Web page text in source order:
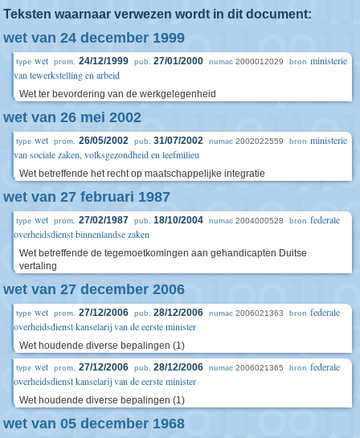
Teksten waarnaar verwezen wordt in dit document:
wet van 24 december 1999
type wet prom. 24/12/1999 pub. 27/01/2000 numac 2000012029 bron ministerie
van tewerkstelling en arbeid
Wet ter bevordering van de werkgelegenheid
wet van 26 mei 2002
type wet prom. 26/05/2002 pub. 31/07/2002 numac 2002022559 bron ministerie
van sociale zaken, volksgezondheid en leefmilieu
Wet betreffende het recht op maatschappelijke integratie
wet van 27 februari 1987
type wet prom. 27/02/1987 pub. 18/10/2004 numac 2004000528 bron federale
overheidsdienst binnenlandse zaken
Wet betreffende de tegemoetkomingen aan gehandicapten Duitse
vertaling
wet van 27 december 2006
type wet prom. 27/12/2006 pub. 28/12/2006 numac 2006021363 bron federale
overheidsdienst kanselarij van de eerste minister
Wet houdende diverse bepalingen (1)
type wet prom. 27/12/2006 pub. 28/12/2006 numac 2006021365 bron federale
overheidsdienst kanselarij van de eerste minister
Wet houdende diverse bepalingen (1)
wet van 05 december 1968